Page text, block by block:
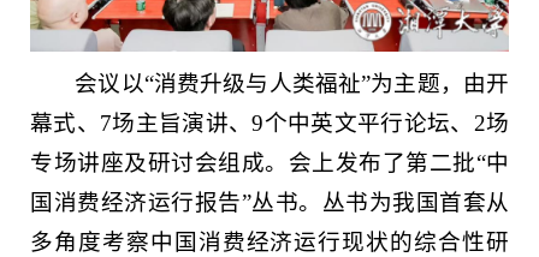
会议以“消费升级与人类福祉”为主题，由开
幕式、7场主旨演讲、9个中英文平行论坛、2场
专场讲座及研讨会组成。会上发布了第二批“中
国消费经济运行报告”丛书。丛书为我国首套从
多角度考察中国消费经济运行现状的综合性研